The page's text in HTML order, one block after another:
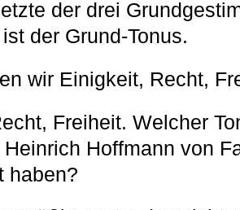
der drei
der Grund-Tonus.
wir Einigkeit, Recht,
Freiheit. Welcher
Hoffmann von
haben?